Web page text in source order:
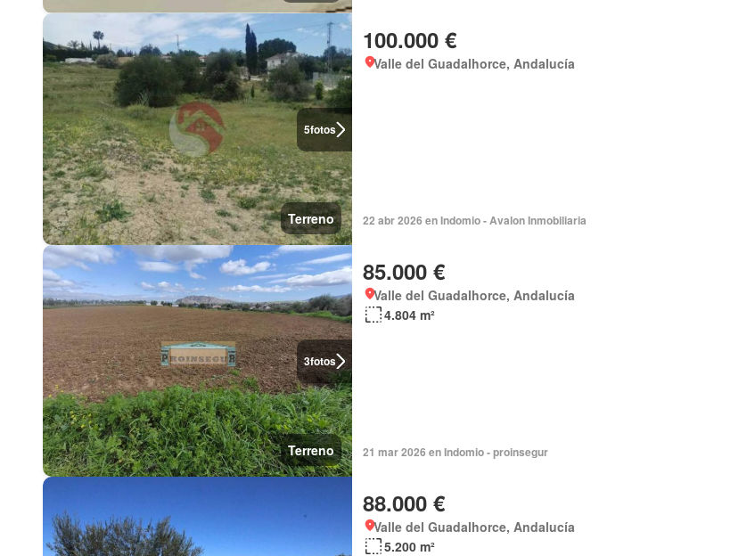
5fotos
Terreno
100.000 €
Valle del Guadalhorce, Andalucía
22 abr 2026 en Indomio - Avalon Inmobiliaria
3fotos
Terreno
85.000 €
Valle del Guadalhorce, Andalucía
4.804 m²
21 mar 2026 en Indomio - proinsegur
88.000 €
Valle del Guadalhorce, Andalucía
5.200 m²